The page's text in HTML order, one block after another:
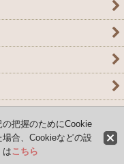
All Rights Reserved
把握のためにCookie
合、Cookieなどの設
はこちら